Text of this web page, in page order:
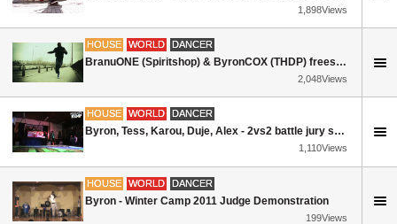
1,898Views
HOUSE WORLD DANCER
BranuONE (Spiritshop) & ByronCOX (THDP) freestyling on the streets of Bratislava
2,048Views
HOUSE WORLD DANCER
Byron, Tess, Karou, Duje, Alex - 2vs2 battle jury showcase - UD kemp 2011
1,110Views
HOUSE WORLD DANCER
Byron - Winter Camp 2011 Judge Demonstration
199Views